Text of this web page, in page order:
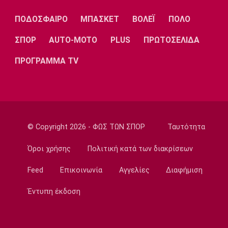
Ποδόσφαιρο - Διεθνή
20:45
Ποδόσφαιρο - Διεθνή
Διαψεύδει ο Ινφαντίνο τις καταγγελίες
Super League 1
Ατρόμητος: Επαγγελματικό συμβόλαιο για
20:15
ΠΟΔΟΣΦΑΙΡΟ ΜΠΑΣΚΕΤ ΒΟΛΕΪ ΠΟΛΟ
ΣΠΟΡ AUTO-MOTO PLUS ΠΡΩΤΟΣΕΛΙΔΑ
ΠΡΟΓΡΑΜΜΑ TV
© Copyright 2026 - ΦΩΣ ΤΩΝ ΣΠΟΡ Ταυτότητα
Όροι χρήσης Πολιτική κατά των διακρίσεων
Feed Επικοινωνία Αγγελίες Διαφήμιση
Έντυπη έκδοση